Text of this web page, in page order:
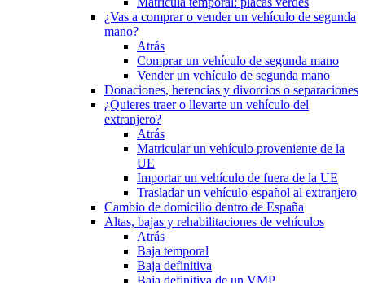
¿Vas a comprar o vender un vehículo de segunda
mano?
Atrás
Comprar un vehículo de segunda mano
Vender un vehículo de segunda mano
Donaciones, herencias y divorcios o separaciones
¿Quieres traer o llevarte un vehículo del
extranjero?
Atrás
Matricular un vehículo proveniente de la
UE
Importar un vehículo de fuera de la UE
Trasladar un vehículo español al extranjero
Cambio de domicilio dentro de España
Altas, bajas y rehabilitaciones de vehículos
Atrás
Baja temporal
Baja definitiva